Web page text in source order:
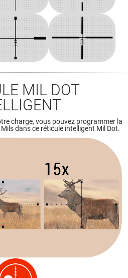
MIL DOT
charge, vous pouvez programmer la
dans ce réticule intelligent Mil Dot.